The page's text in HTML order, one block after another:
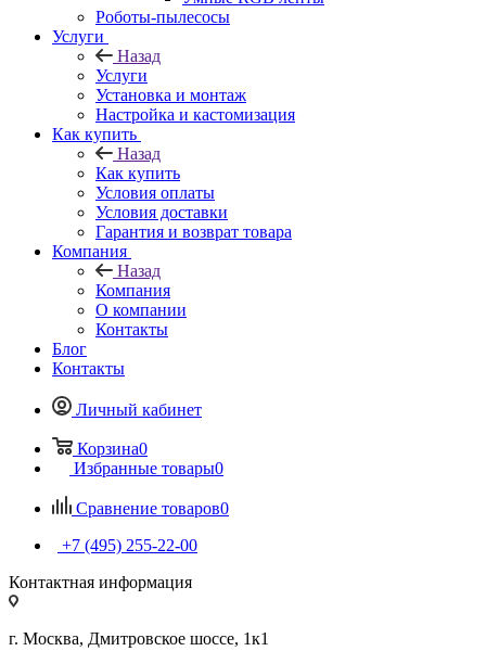
Роботы-пылесосы
Услуги
Назад
Услуги
Установка и монтаж
Настройка и кастомизация
Как купить
Назад
Как купить
Условия оплаты
Условия доставки
Гарантия и возврат товара
Компания
Назад
Компания
О компании
Контакты
Блог
Контакты
Личный кабинет
Корзина0
Избранные товары0
Сравнение товаров0
+7 (495) 255-22-00
Контактная информация
г. Москва, Дмитровское шоссе, 1к1